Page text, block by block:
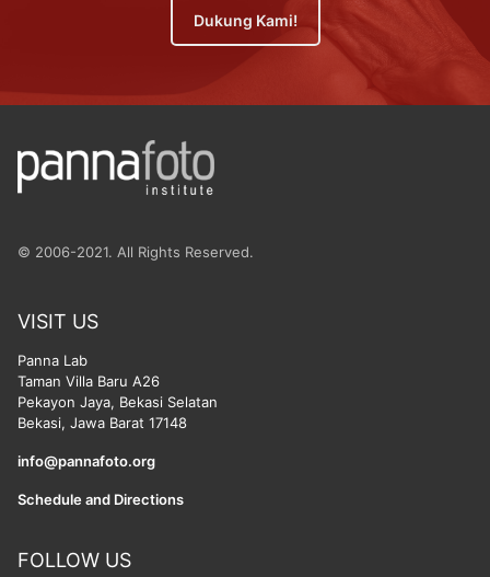
Dukung Kami!
© 2006-2021. All Rights Reserved.
VISIT US
Panna Lab
Taman Villa Baru A26
Pekayon Jaya, Bekasi Selatan
Bekasi, Jawa Barat 17148
info@pannafoto.org
Schedule and Directions
FOLLOW US